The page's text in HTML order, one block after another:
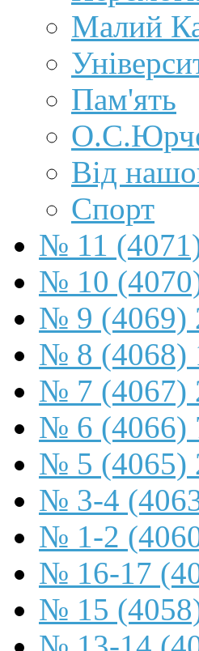
Малий
Пам'ять
Від
Спорт
№ 11
№ 10
№ 9 (4069)
№ 8 (4068)
№ 7 (4067)
№ 6 (4066)
№ 5 (4065)
№ 3-4
№ 1-2
№ 16-17
№ 15